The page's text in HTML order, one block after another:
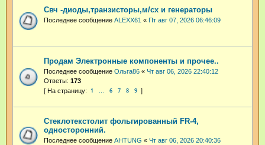
Свч -диоды,транзисторы,м/сх и генераторы
Последнее сообщение ALEXX61 « Пт авг 07, 2026 06:46:09
Продам Электронные компоненты и прочее..
Последнее сообщение Ольга86 « Чт авг 06, 2026 22:40:12
Ответы: 173
1 … 6 7 8 9
Стеклотекстолит фольгированный FR-4,
односторонний.
Последнее сообщение AHTUNG « Чт авг 06, 2026 20:40:36